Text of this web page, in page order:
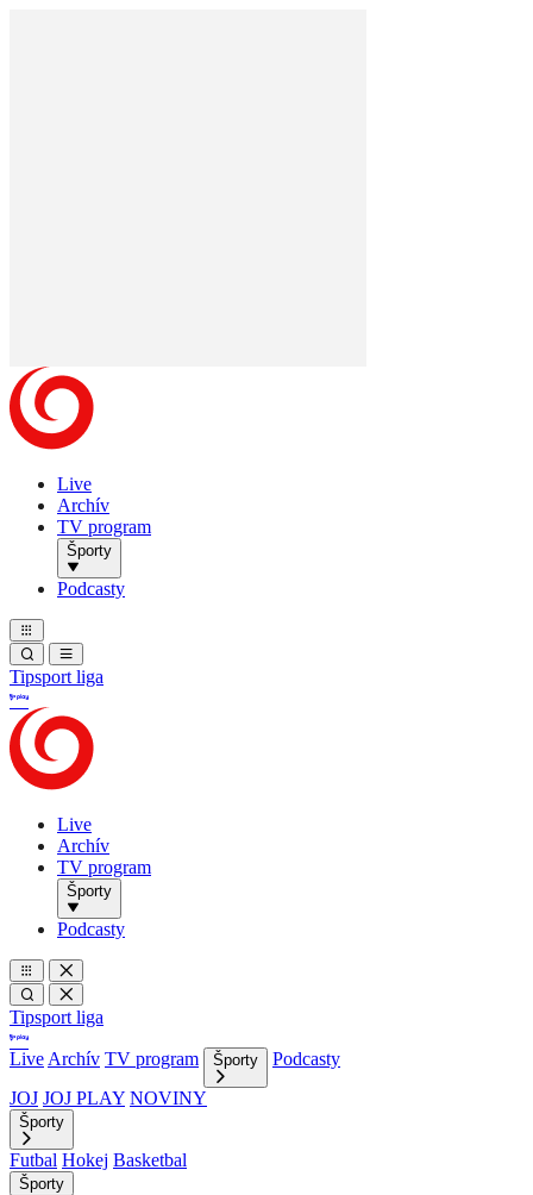
Live
Archív
TV program
Športy
Podcasty
Tipsport liga
Live
Archív
TV program
Športy
Podcasty
Tipsport liga
Live Archív TV program Športy
Podcasty
JOJ JOJ PLAY NOVINY
Športy
Futbal Hokej Basketbal
Športy